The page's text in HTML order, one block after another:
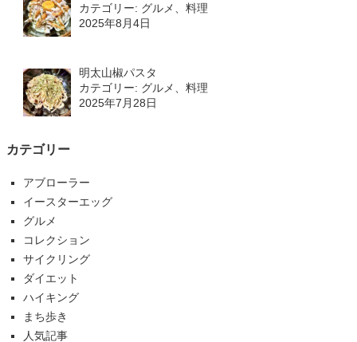
カテゴリー: グルメ、料理
2025年8月4日
明太山椒パスタ
カテゴリー: グルメ、料理
2025年7月28日
カテゴリー
アブローラー
イースターエッグ
グルメ
コレクション
サイクリング
ダイエット
ハイキング
まち歩き
人気記事